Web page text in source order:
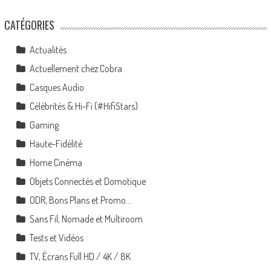
CATÉGORIES
Actualités
Actuellement chez Cobra
Casques Audio
Célébrités & Hi-Fi (#HifiStars)
Gaming
Haute-Fidélité
Home Cinéma
Objets Connectés et Domotique
ODR, Bons Plans et Promo…
Sans Fil, Nomade et Multiroom
Tests et Vidéos
TV, Écrans Full HD / 4K / 8K